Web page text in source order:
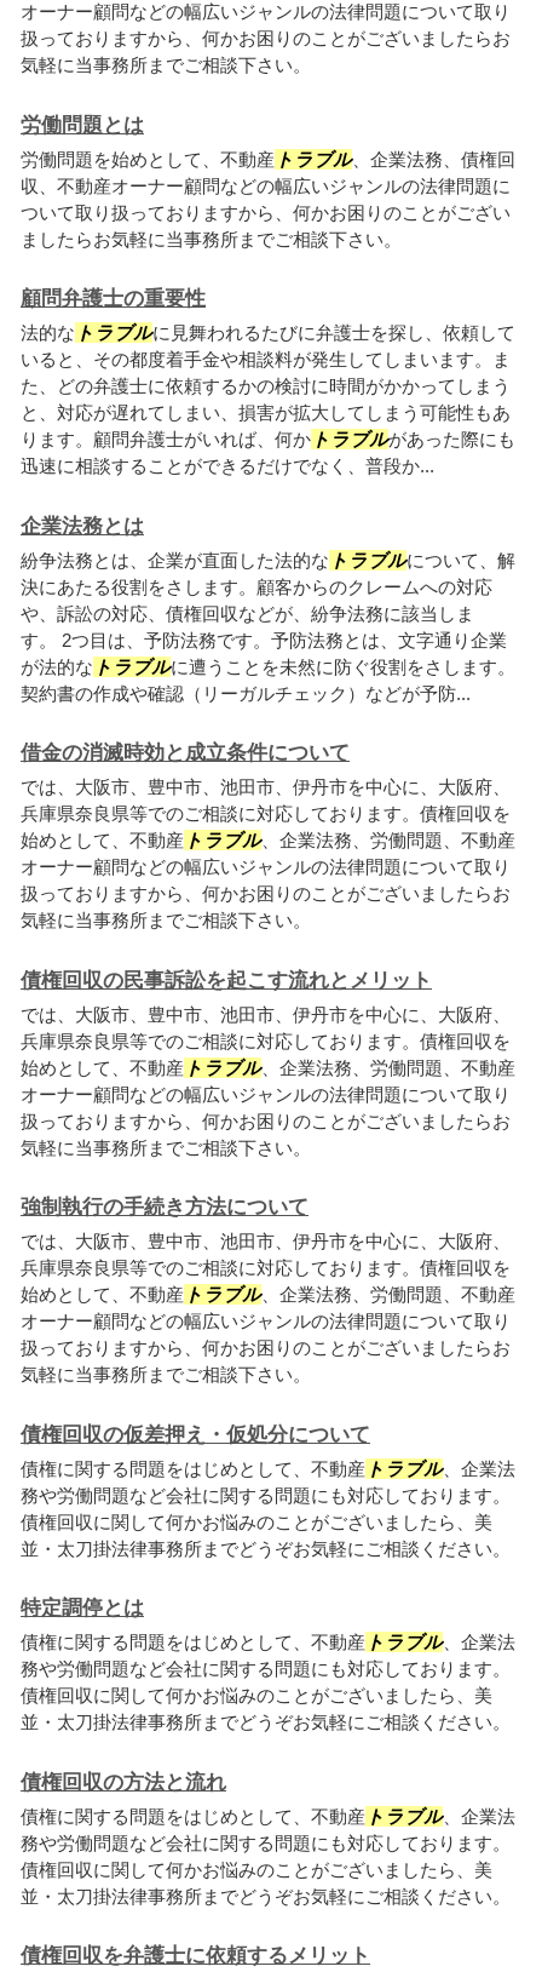
オーナー顧問などの幅広いジャンルの法律問題について取り
扱っておりますから、何かお困りのことがございましたらお
気軽に当事務所までご相談下さい。
労働問題とは
労働問題を始めとして、不動産 トラブル、企業法務、債権回
収、不動産オーナー顧問などの幅広いジャンルの法律問題に
ついて取り扱っておりますから、何かお困りのことがござい
ましたらお気軽に当事務所までご相談下さい。
顧問弁護士の重要性
法的な トラブルに見舞われるたびに弁護士を探し、依頼して
いると、その都度着手金や相談料が発生してしまいます。ま
た、どの弁護士に依頼するかの検討に時間がかかってしまう
と、対応が遅れてしまい、損害が拡大してしまう可能性もあ
ります。顧問弁護士がいれば、何か トラブルがあった際にも
迅速に相談することができるだけでなく、普段か...
企業法務とは
紛争法務とは、企業が直面した法的な トラブルについて、解
決にあたる役割をさします。顧客からのクレームへの対応
や、訴訟の対応、債権回収などが、紛争法務に該当しま
す。 2つ目は、予防法務です。予防法務とは、文字通り企業
が法的な トラブルに遭うことを未然に防ぐ役割をさします。
契約書の作成や確認（リーガルチェック）などが予防...
借金の消滅時効と成立条件について
では、大阪市、豊中市、池田市、伊丹市を中心に、大阪府、
兵庫県奈良県等でのご相談に対応しております。債権回収を
始めとして、不動産 トラブル、企業法務、労働問題、不動産
オーナー顧問などの幅広いジャンルの法律問題について取り
扱っておりますから、何かお困りのことがございましたらお
気軽に当事務所までご相談下さい。
債権回収の民事訴訟を起こす流れとメリット
では、大阪市、豊中市、池田市、伊丹市を中心に、大阪府、
兵庫県奈良県等でのご相談に対応しております。債権回収を
始めとして、不動産 トラブル、企業法務、労働問題、不動産
オーナー顧問などの幅広いジャンルの法律問題について取り
扱っておりますから、何かお困りのことがございましたらお
気軽に当事務所までご相談下さい。
強制執行の手続き方法について
では、大阪市、豊中市、池田市、伊丹市を中心に、大阪府、
兵庫県奈良県等でのご相談に対応しております。債権回収を
始めとして、不動産 トラブル、企業法務、労働問題、不動産
オーナー顧問などの幅広いジャンルの法律問題について取り
扱っておりますから、何かお困りのことがございましたらお
気軽に当事務所までご相談下さい。
債権回収の仮差押え・仮処分について
債権に関する問題をはじめとして、不動産 トラブル、企業法
務や労働問題など会社に関する問題にも対応しております。
債権回収に関して何かお悩みのことがございましたら、美
並・太刀掛法律事務所までどうぞお気軽にご相談ください。
特定調停とは
債権に関する問題をはじめとして、不動産 トラブル、企業法
務や労働問題など会社に関する問題にも対応しております。
債権回収に関して何かお悩みのことがございましたら、美
並・太刀掛法律事務所までどうぞお気軽にご相談ください。
債権回収の方法と流れ
債権に関する問題をはじめとして、不動産 トラブル、企業法
務や労働問題など会社に関する問題にも対応しております。
債権回収に関して何かお悩みのことがございましたら、美
並・太刀掛法律事務所までどうぞお気軽にご相談ください。
債権回収を弁護士に依頼するメリット